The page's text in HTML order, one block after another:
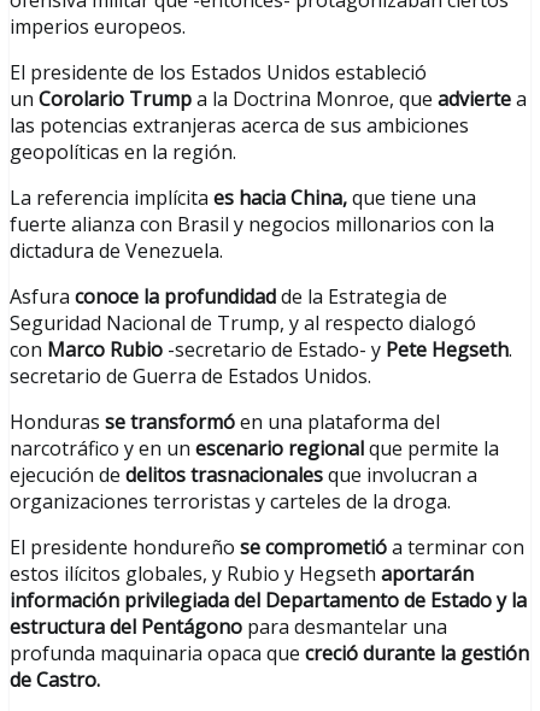
imperios europeos.
El presidente de los Estados Unidos estableció
un Corolario Trumpa la Doctrina Monroe, que adviertea
las potencias extranjeras acerca de sus ambiciones
geopolíticas en la región.
La referencia implícita es hacia China,que tiene una
fuerte alianza con Brasil y negocios millonarios con la
dictadura de Venezuela.
Asfura conoce la profundidadde la Estrategia de
Seguridad Nacional de Trump, y al respecto dialogó
con Marco Rubio -secretario de Estado- y Pete Hegseth.
secretario de Guerra de Estados Unidos.
Honduras se transformóen una plataforma del
narcotráfico y en un escenario regionalque permite la
ejecución de delitos trasnacionalesque involucran a
organizaciones terroristas y carteles de la droga.
El presidente hondureño se comprometióa terminar con
estos ilícitos globales, y Rubio y Hegseth aportarán
información privilegiada del Departamento de Estado y la
estructura del Pentágono para desmantelar una
profunda maquinaria opaca que creció durante la gestión
de Castro.